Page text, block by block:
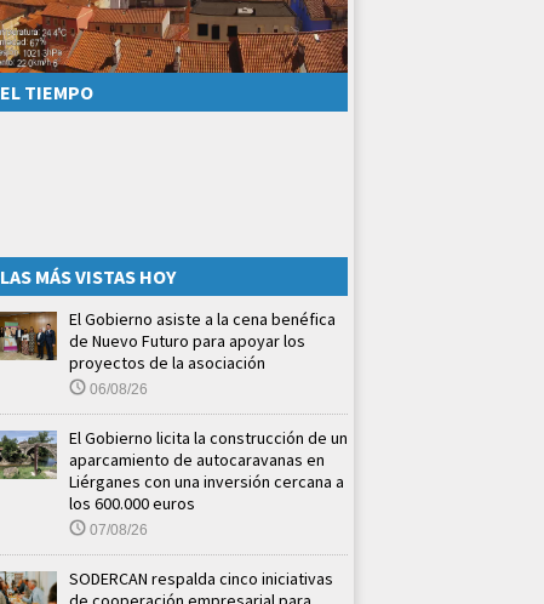
EL TIEMPO
LAS MÁS VISTAS HOY
El Gobierno asiste a la cena benéfica
de Nuevo Futuro para apoyar los
proyectos de la asociación
06/08/26
El Gobierno licita la construcción de un
aparcamiento de autocaravanas en
Liérganes con una inversión cercana a
los 600.000 euros
07/08/26
SODERCAN respalda cinco iniciativas